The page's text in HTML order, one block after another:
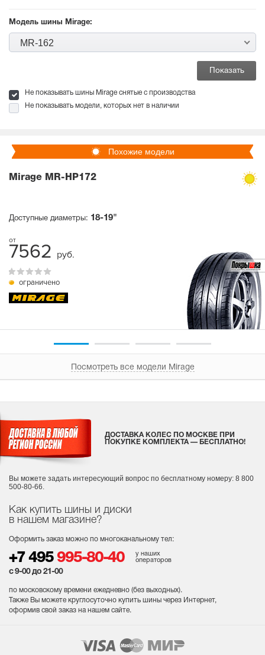
Модель шины Mirage:
MR-162
Не показывать шины Mirage снятые с производства
Не показывать модели, которых нет в наличии
Похожие модели
Mirage MR-HP172
Доступные диаметры: 18-19"
7562 руб.
ограничено
Посмотреть все модели Mirage
Как купить шины и диски
в нашем магазине?
Оформить заказ можно по многоканальному тел:
+7 495 995-80-40
у наших
операторов
с 9-00 до 21-00
по московскому времени ежедневно (без выходных).
Также Вы можете круглосуточно купить шины через Интернет,
оформив свой заказ на нашем сайте.
ДОСТАВКА КОЛЕС ПО МОСКВЕ ПРИ
ПОКУПКЕ КОМПЛЕКТА — БЕСПЛАТНО!
Вы можете задать интересующий вопрос по бесплатному номеру: 8 800
500-80-66.